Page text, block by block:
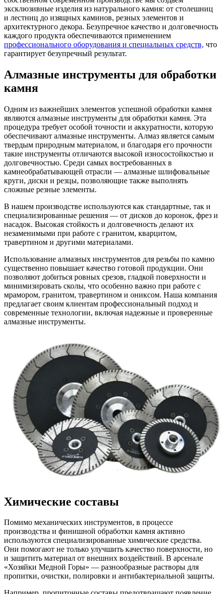
эксклюзивные изделия из натурального камня: от столешниц
и лестниц до изящных каминов, резных элементов и
архитектурного декора. Безупречное качество и долговечность
каждого продукта обеспечиваются применением
профессионального оборудования и специальных средств, что
гарантирует безупречный результат.
Алмазные инструменты для обработки
камня
Одним из важнейших элементов успешной обработки камня
являются алмазные инструменты для обработки камня. Эта
процедура требует особой точности и аккуратности, которую
обеспечивают алмазные инструменты. Алмаз является самым
твердым природным материалом, и благодаря его прочности
такие инструменты отличаются высокой износостойкостью и
долговечностью. Среди самых востребованных в
камнеобрабатывающей отрасли — алмазные шлифовальные
круги, диски и резцы, позволяющие также выполнять
сложные резные элементы.
В нашем производстве используются как стандартные, так и
специализированные решения — от дисков до коронок, фрез и
насадок. Высокая стойкость и долговечность делают их
незаменимыми при работе с гранитом, кварцитом,
травертином и другими материалами.
Использование алмазных инструментов для резьбы по камню
существенно повышает качество готовой продукции. Они
позволяют добиться ровных срезов, гладкой поверхности и
минимизировать сколы, что особенно важно при работе с
мрамором, гранитом, травертином и ониксом. Наша компания
предлагает своим клиентам профессиональный подход и
современные технологии, включая надежные и проверенные
алмазные инструменты.
Химические составы
Помимо механических инструментов, в процессе
производства и финишной обработки камня активно
используются специализированные химические средства.
Они помогают не только улучшить качество поверхности, но
и защитить материал от внешних воздействий. В арсенале
«Хозяйки Медной Горы» — разнообразные растворы для
пропитки, очистки, полировки и антибактериальной защиты.